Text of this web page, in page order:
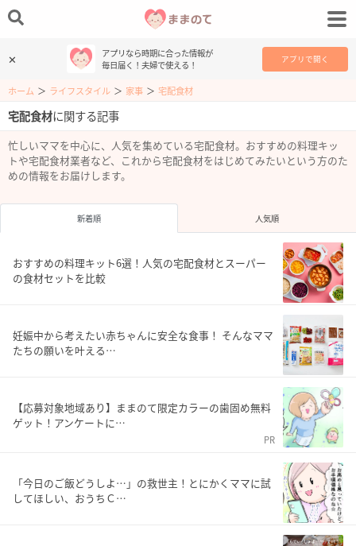
✕
アプリなら時期に合った情報が
毎日届く！夫婦で使える！
アプリで開く
ホーム ＞ ライフスタイル ＞ 家事 ＞ 宅配食材
宅配食材に関する記事
忙しいママを中心に、人気を集めている宅配食材。おすすめの料理キッ
トや宅配食材業者など、これから宅配食材をはじめてみたいという方のた
めの情報をお届けします。
新着順 人気順
おすすめの料理キット6選！人気の宅配食材とスーパー
の食材セットを比較
妊娠中から考えたい赤ちゃんに安全な食事！ そんなママ
たちの願いを叶える…
【応募対象地域あり】ままのて限定カラーの歯固め無料
ゲット！アンケートに…
PR
「今日のご飯どうしよ…」の救世主！とにかくママに試
してほしい、おうちＣ…